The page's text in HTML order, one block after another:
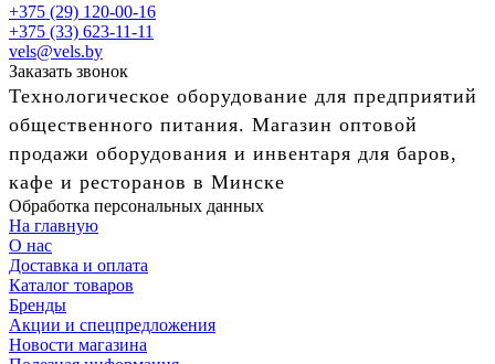
+375 (29) 120-00-16
+375 (33) 623-11-11
vels@vels.by
Заказать звонок
Технологическое оборудование для предприятий
общественного питания. Магазин оптовой
продажи оборудования и инвентаря для баров,
кафе и ресторанов в Минске
Обработка персональных данных
На главную
О нас
Доставка и оплата
Каталог товаров
Бренды
Акции и спецпредложения
Новости магазина